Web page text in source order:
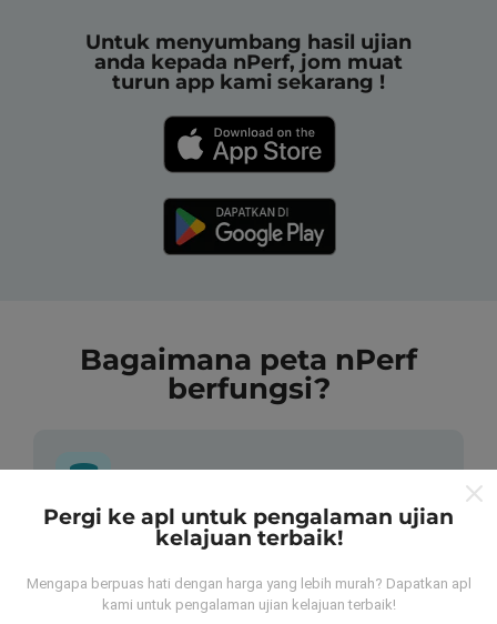
Untuk menyumbang hasil ujian
anda kepada nPerf, jom muat
turun app kami sekarang !
Bagaimana peta nPerf
berfungsi?
Dari mana asalnya data-data ni?
Data-data dikumpulkan dari ujian yang telah dilakukan
oleh pengguna app kami sendiri. Ujian ini dijalankan
Pergi ke apl untuk pengalaman ujian
kelajuan terbaik!
Mengapa berpuas hati dengan harga yang lebih murah? Dapatkan apl
kami untuk pengalaman ujian kelajuan terbaik!